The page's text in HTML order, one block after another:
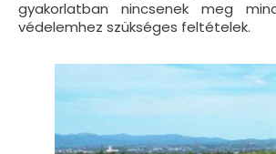
gyakorlatban nincsenek meg
védelemhez szükséges feltételek.